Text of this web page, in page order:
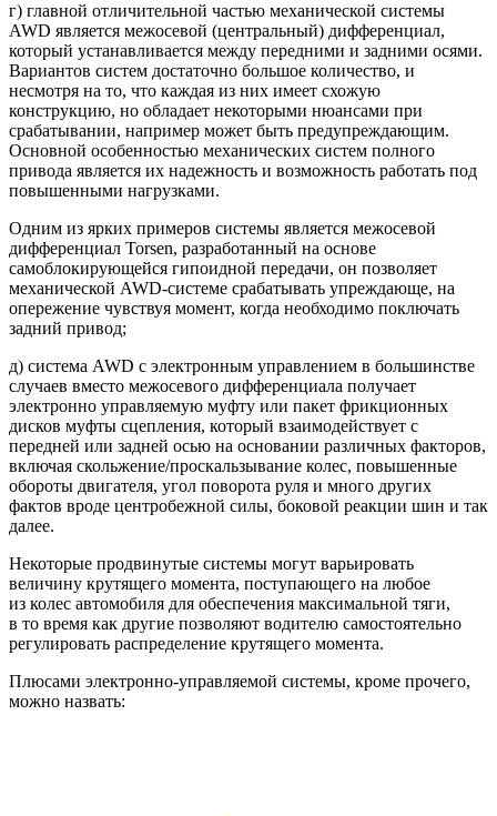
г) главной отличительной частью механической системы
AWD является межосевой (центральный) дифференциал,
который устанавливается между передними и задними осями.
Вариантов систем достаточно большое количество, и
несмотря на то, что каждая из них имеет схожую
конструкцию, но обладает некоторыми нюансами при
срабатывании, например может быть предупреждающим.
Основной особенностью механических систем полного
привода является их надежность и возможность работать под
повышенными нагрузками.
Одним из ярких примеров системы является межосевой
дифференциал Torsen, разработанный на основе
самоблокирующейся гипоидной передачи, он позволяет
механической AWD-системе срабатывать упреждающе, на
опережение чувствуя момент, когда необходимо поключать
задний привод;
д) система AWD с электронным управлением в большинстве
случаев вместо межосевого дифференциала получает
электронно управляемую муфту или пакет фрикционных
дисков муфты сцепления, который взаимодействует с
передней или задней осью на основании различных факторов,
включая скольжение/проскальзывание колес, повышенные
обороты двигателя, угол поворота руля и много других
фактов вроде центробежной силы, боковой реакции шин и так
далее.
Некоторые продвинутые системы могут варьировать
величину крутящего момента, поступающего на любое
из колес автомобиля для обеспечения максимальной тяги,
в то время как другие позволяют водителю самостоятельно
регулировать распределение крутящего момента.
Плюсами электронно-управляемой системы, кроме прочего,
можно назвать: